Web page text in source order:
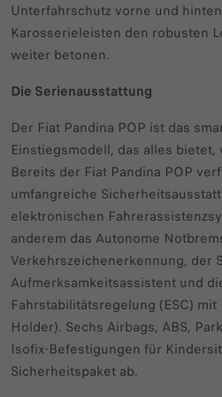
Unterfahrschutz vorne und
Karosserieleisten den robusten
weiter betonen.
Die Serienausstattung
Der Fiat Pandina POP ist das
Einstiegsmodell, das alles
Bereits der Fiat Pandina POP
umfangreiche
elektronischen
anderem das Autonome
Verkehrszeichenerkennung, der
Aufmerksamkeitsassistent und
Fahrstabilitätsregelung (ESC)
Holder). Sechs Airbags, ABS,
Isofix-Befestigungen für
Sicherheitspaket ab.